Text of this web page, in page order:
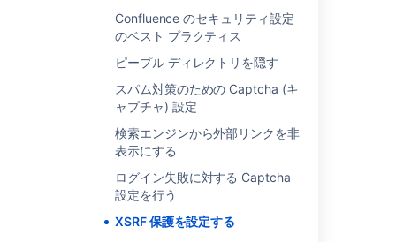
Confluence のセキュリティ設定
のベスト プラクティス
ピープル ディレクトリを隠す
スパム対策のための Captcha (キ
ャプチャ) 設定
検索エンジンから外部リンクを非
表示にする
ログイン失敗に対する Captcha
設定を行う
XSRF 保護を設定する
関連コンテンツ
Configuring XSRF protection
XSRF protection in Fisheye/Crucible plugins
Enable XSRF protection in your app
Resolve XSRF Check Failure When Calling